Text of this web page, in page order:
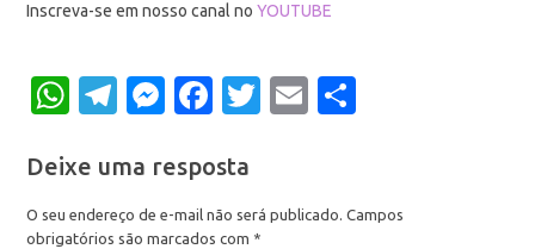
Inscreva-se em nosso canal noYOUTUBE
WhatsApp
Telegram
Messenger
Facebook
Twitter
Email
Deixe uma resposta
O seu endereço de e-mail não será publicado. Campos
obrigatórios são marcados com *